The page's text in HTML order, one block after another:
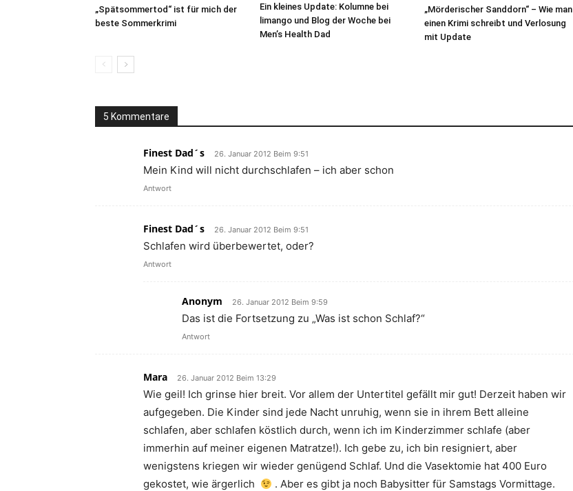
„Spätsommertod“ ist für mich der
beste Sommerkrimi
Ein kleines Update: Kolumne bei
limango und Blog der Woche bei
Men’s Health Dad
„Mörderischer Sanddorn“ – Wie man
einen Krimi schreibt und Verlosung
mit Update
5 Kommentare
Finest Dad´s 26. Januar 2012 Beim 9:51
Mein Kind will nicht durchschlafen – ich aber schon
Antwort
Finest Dad´s 26. Januar 2012 Beim 9:51
Schlafen wird überbewertet, oder?
Antwort
Anonym 26. Januar 2012 Beim 9:59
Das ist die Fortsetzung zu „Was ist schon Schlaf?“
Antwort
Mara 26. Januar 2012 Beim 13:29
Wie geil! Ich grinse hier breit. Vor allem der Untertitel gefällt mir gut! Derzeit haben wir
aufgegeben. Die Kinder sind jede Nacht unruhig, wenn sie in ihrem Bett alleine
schlafen, aber schlafen köstlich durch, wenn ich im Kinderzimmer schlafe (aber
immerhin auf meiner eigenen Matratze!). Ich gebe zu, ich bin resigniert, aber
wenigstens kriegen wir wieder genügend Schlaf. Und die Vasektomie hat 400 Euro
gekostet, wie ärgerlich
. Aber es gibt ja noch Babysitter für Samstags Vormittage.